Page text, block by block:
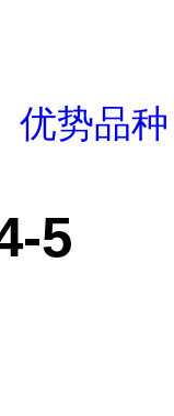
优势品种
5